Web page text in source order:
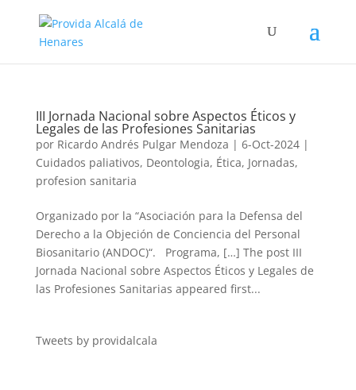
III Jornada Nacional sobre Aspectos Éticos y
Legales de las Profesiones Sanitarias
por Ricardo Andrés Pulgar Mendoza | 6-Oct-2024|
Cuidados paliativos, Deontologia, Ética, Jornadas,
profesion sanitaria
Organizado por la “Asociación para la Defensa del
Derecho a la Objeción de Conciencia del Personal
Biosanitario (ANDOC)“. Programa, […] The post III
Jornada Nacional sobre Aspectos Éticos y Legales de
las Profesiones Sanitarias appeared first...
Tweets by providalcala